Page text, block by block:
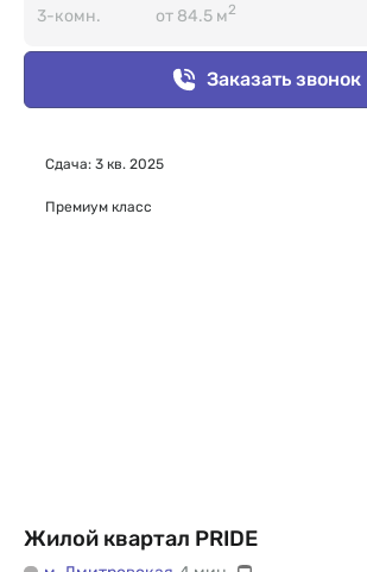
3-комн.
от 84.5 м2
Заказать звонок
Жилой квартал PRIDE
Сдача: 3 кв. 2025
Премиум класс